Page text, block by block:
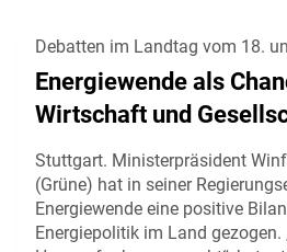
Debatten im Landtag vom 18.
Energiewende als
Wirtschaft und
Stuttgart. Ministerpräsident
(Grüne) hat in seiner
Energiewende eine positive
Energiepolitik im Land gezogen.